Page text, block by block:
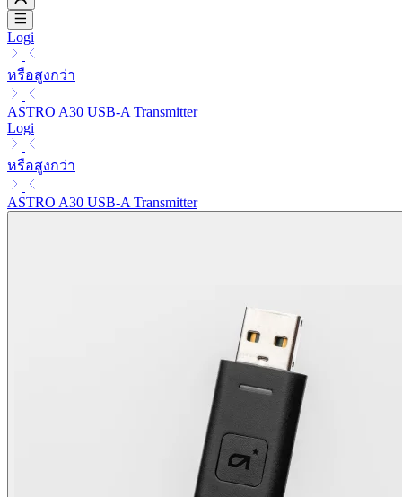
Logi
หรือสูงกว่า
ASTRO A30 USB-A Transmitter
Logi
หรือสูงกว่า
ASTRO A30 USB-A Transmitter